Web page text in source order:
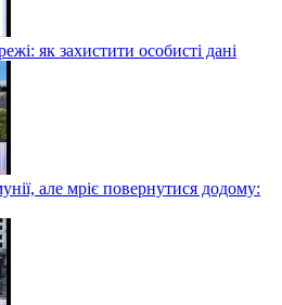
як захистити особисті дані
але мріє повернутися додому: